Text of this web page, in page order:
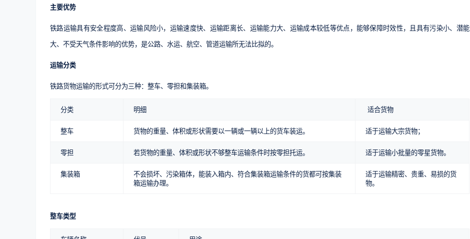
主要优势
铁路运输具有安全程度高、运输风险小，运输速度快、运输距离长、运输能力大、运输成本较低等优点，能够保障时效性，且具有污染小、潜能
大、不受天气条件影响的优势，是公路、水运、航空、管道运输所无法比拟的。
运输分类
铁路货物运输的形式可分为三种：整车、零担和集装箱。
分类 明细 适合货物
整车 货物的重量、体积或形状需要以一辆或一辆以上的货车装运。 适于运输大宗货物；
零担 若货物的重量、体积或形状不够整车运输条件时按零担托运。 适于运输小批量的零星货物。
集装箱
不会损坏、污染箱体，能装入箱内、符合集装箱运输条件的货都可按集装
箱运输办理。
适于运输精密、贵重、易损的货
物。
整车类型